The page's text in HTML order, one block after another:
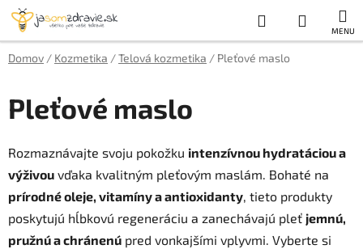
Prejsť
obsah
Hľadať
KOŠÍK
Domov / Kozmetika /Telová kozmetika / Pleťové maslo
Pleťové maslo
Rozmaznávajte svoju pokožku intenzívnou hydratáciou a
výživou vďaka kvalitným pleťovým maslám. Bohaté na
prírodné oleje, vitamíny a antioxidanty , tieto produkty
poskytujú hĺbkovú regeneráciu a zanechávajú pleť jemnú,
pružnú a chránenú pred vonkajšími vplyvmi. Vyberte si